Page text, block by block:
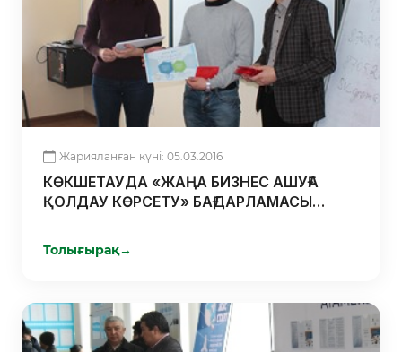
Жарияланған күні: 05.03.2016
КӨКШЕТАУДА «ЖАҢА БИЗНЕС АШУҒА
ҚОЛДАУ КӨРСЕТУ» БАҒДАРЛАМАСЫ
Толығырақ→